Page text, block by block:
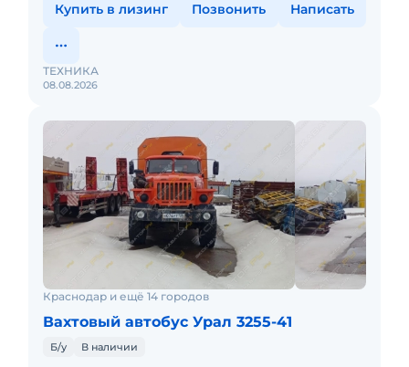
Купить в лизинг Позвонить Написать
08.08.2026
ТЕХНИКА
Краснодар и ещё 14 городов
Вахтовый автобус Урал 3255-41
Б/у В наличии